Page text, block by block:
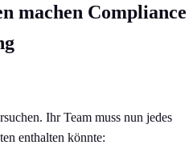
machen Compliance
Ihr Team muss nun jedes
enthalten könnte: